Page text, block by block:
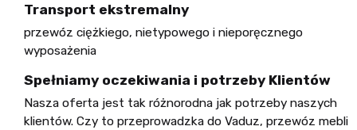
Transport ekstremalny
przewóz ciężkiego, nietypowego i nieporęcznego
wyposażenia
Spełniamy oczekiwania i potrzeby Klientów
Nasza oferta jest tak różnorodna jak potrzeby naszych
klientów. Czy to przeprowadzka do Vaduz, przewóz mebli